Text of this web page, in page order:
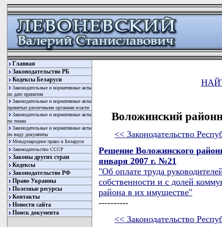
Главная
Законодательство РБ
Кодексы Беларуси
Законодательные и нормативные акты
по дате принятия
Законодательные и нормативные акты
принятые различными органами власти
Законодательные и нормативные акты
по темам
Законодательные и нормативные акты
по виду документы
Международное право в Беларуси
Законодательство СССР
Законы других стран
Кодексы
Законодательство РФ
Право Украины
Полезные ресурсы
Контакты
Новости сайта
Поиск документа
Воложинский
<< Законодательство
Решение Воложинского
января 2007 г. №21
"Об оплате труда
собственности и с долей
района в их имуществе"
----------
<< Законодательство